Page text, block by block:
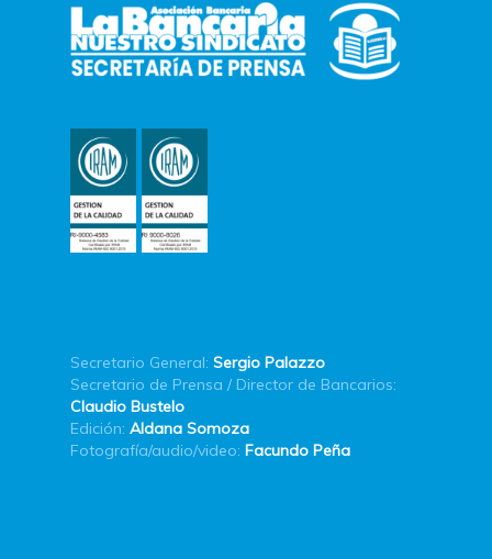
Secretario General: Sergio Palazzo
Secretario de Prensa / Director de Bancarios:
Claudio Bustelo
Edición: Aldana Somoza
Fotografía/audio/video: Facundo Peña